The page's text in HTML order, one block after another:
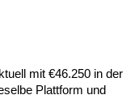
mit €46.250 in der
Plattform und